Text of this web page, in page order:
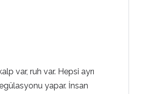
var, ruh var. Hepsi ayrı
yapar. İnsan